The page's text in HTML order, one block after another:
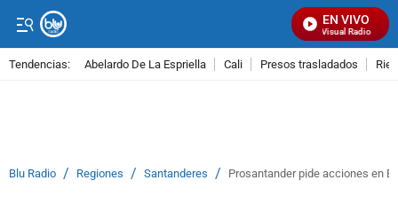
EN VIVO
Señal Visual Radio
Tendencias: Abelardo De La Espriella Cali Presos trasladados
Blu Radio / Regiones / Santanderes / Prosantander pide acciones en